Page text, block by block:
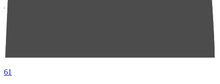
1
DF 2
大森 渚生
61